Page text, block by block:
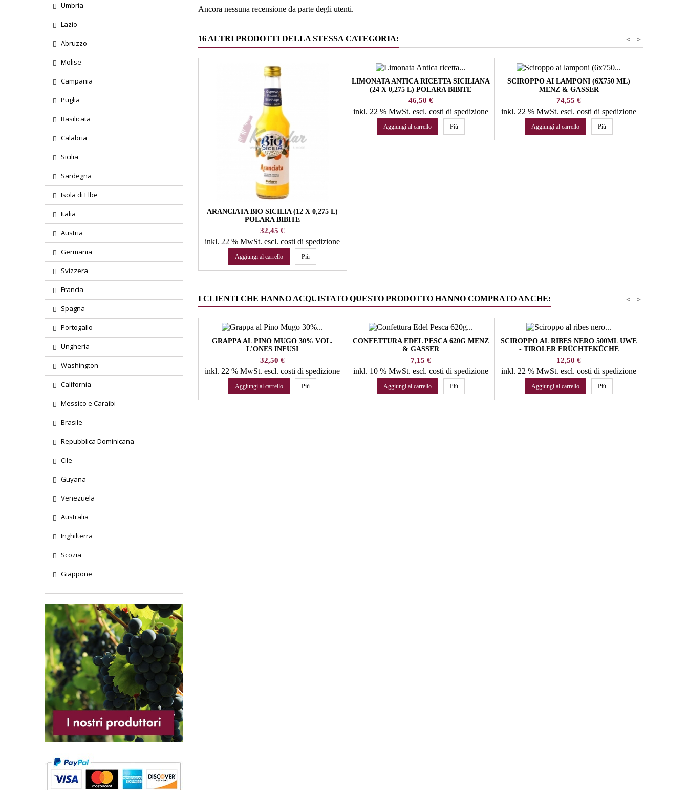
Umbria
Lazio
Abruzzo
Molise
Campania
Puglia
Basilicata
Calabria
Sicilia
Sardegna
Isola di Elbe
Italia
Austria
Germania
Svizzera
Francia
Spagna
Portogallo
Ungheria
Washington
California
Messico e Caraibi
Brasile
Repubblica Dominicana
Cile
Guyana
Venezuela
Australia
Inghilterra
Scozia
Giappone
Ancora nessuna recensione da parte degli utenti.
16 ALTRI PRODOTTI DELLA STESSA CATEGORIA: >
<
ARANCIATA BIO SICILIA (12 X 0,275 L)
POLARA BIBITE
Prezzo
32,45 €
inkl. 22 % MwSt.escl. costi di spedizione
Aggiungi al carrello Più
LIMONATA ANTICA RICETTA SICILIANA
(24 X 0,275 L) POLARA BIBITE
Prezzo
46,50 €
inkl. 22 % MwSt. escl. costi di spedizione
Aggiungi al carrello Più
SCIROPPO AI LAMPONI (6X750 ML)
MENZ & GASSER
Prezzo
74,55 €
inkl. 22 % MwSt.escl. costi di spedizione
Aggiungi al carrello Più
I CLIENTI CHE HANNO ACQUISTATO QUESTO PRODOTTO HANNO COMPRATO ANCHE: >
<
GRAPPA AL PINO MUGO 30% VOL.
L'ONES INFUSI
Prezzo
32,50 €
inkl. 22 % MwSt.escl. costi di spedizione
Aggiungi al carrello Più
CONFETTURA EDEL PESCA 620G MENZ
& GASSER
Prezzo
7,15 €
inkl. 10 % MwSt. escl. costi di spedizione
Aggiungi al carrello Più
SCIROPPO AL RIBES NERO 500ML UWE
- TIROLER FRÜCHTEKÜCHE
Prezzo
12,50 €
inkl. 22 % MwSt.escl. costi di spedizione
Aggiungi al carrello Più